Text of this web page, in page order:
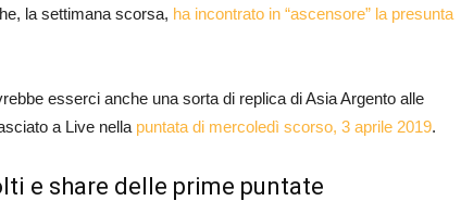
la settimana scorsa, ha incontrato in “ascensore” la presunta
esserci anche una sorta di replica di Asia Argento alle
a Live nella puntata di mercoledì scorso, 3 aprile 2019.
e share delle prime puntate